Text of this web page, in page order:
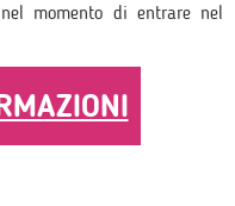
momento di entrare nel